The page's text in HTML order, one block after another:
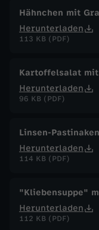
Hähnchen mit
Herunterladen
113 KB (PDF)
Kartoffelsalat mit
Herunterladen
96 KB (PDF)
Linsen-
Herunterladen
114 KB (PDF)
"Kliebensuppe"
Herunterladen
112 KB (PDF)